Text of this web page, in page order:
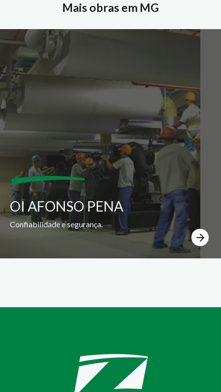
Mais obras em MG
OI AFONSO PENA
Confiabilidade e segurança.